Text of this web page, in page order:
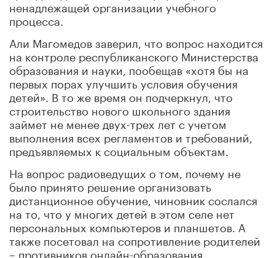
ненадлежащей организации учебного
процесса.
Али Магомедов заверил, что вопрос находится
на контроле республиканского Министерства
образования и науки, пообещав «хотя бы на
первых порах улучшить условия обучения
детей». В то же время он подчеркнул, что
строительство нового школьного здания
займет не менее двух-трех лет с учетом
выполнения всех регламентов и требований,
предъявляемых к социальным объектам.
На вопрос радиоведущих о том, почему не
было принято решение организовать
дистанционное обучение, чиновник сослался
на то, что у многих детей в этом селе нет
персональных компьютеров и планшетов. А
также посетовал на сопротивление родителей
– противников онлайн-образования.